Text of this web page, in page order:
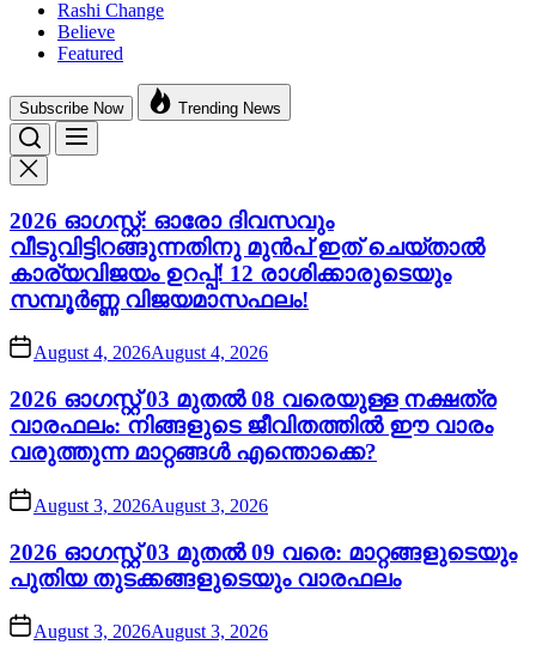
Rashi Change
Believe
Featured
Subscribe Now Trending News
2026 ഓഗസ്റ്റ്: ഓരോ ദിവസവും
വീടുവിട്ടിറങ്ങുന്നതിനു മുൻപ് ഇത് ചെയ്താൽ
കാര്യവിജയം ഉറപ്പ്! 12 രാശിക്കാരുടെയും
സമ്പൂർണ്ണ വിജയമാസഫലം!
August 4, 2026August 4, 2026
2026 ഓഗസ്റ്റ് 03 മുതൽ 08 വരെയുള്ള നക്ഷത്ര
വാരഫലം: നിങ്ങളുടെ ജീവിതത്തിൽ ഈ വാരം
വരുത്തുന്ന മാറ്റങ്ങൾ എന്തൊക്കെ?
August 3, 2026August 3, 2026
2026 ഓഗസ്റ്റ് 03 മുതൽ 09 വരെ: മാറ്റങ്ങളുടെയും
പുതിയ തുടക്കങ്ങളുടെയും വാരഫലം
August 3, 2026August 3, 2026